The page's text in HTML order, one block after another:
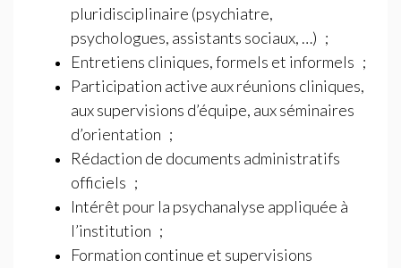
pluridisciplinaire (psychiatre,
psychologues, assistants sociaux, …) ;
Entretiens cliniques, formels et informels ;
Participation active aux réunions cliniques,
aux supervisions d’équipe, aux séminaires
d’orientation ;
Rédaction de documents administratifs
officiels ;
Intérêt pour la psychanalyse appliquée à
l’institution ;
Formation continue et supervisions